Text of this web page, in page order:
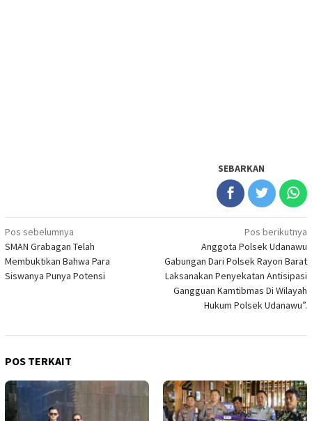
SEBARKAN
Navigasi
pos
Pos sebelumnya
SMAN Grabagan Telah
Membuktikan Bahwa Para
Siswanya Punya Potensi
Pos berikutnya
Anggota Polsek Udanawu
Gabungan Dari Polsek Rayon Barat
Laksanakan Penyekatan Antisipasi
Gangguan Kamtibmas Di Wilayah
Hukum Polsek Udanawu”.
POS TERKAIT